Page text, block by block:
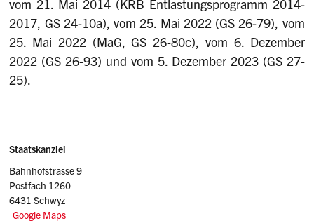
vom 21. Mai 2014 (KRB Entlastungsprogramm 2014-
2017, GS 24-10a), vom 25. Mai 2022 (GS 26-79), vom
25. Mai 2022 (MaG, GS 26-80c), vom 6. Dezember
2022 (GS 26-93) und vom 5. Dezember 2023 (GS 27-
25).
Sidebar
Adresse
Staatskanzlei
Bahnhofstrasse 9
Postfach 1260
6431 Schwyz
Google Maps